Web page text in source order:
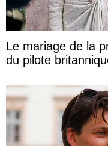
Le mariage de la
du pilote